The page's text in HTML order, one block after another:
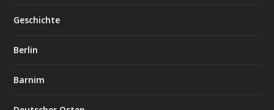
Geschichte
Berlin
Barnim